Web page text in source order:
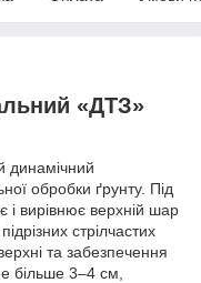
«ДТЗ»
динамічний
обробки ґрунту. Під
і вирівнює верхній шар
стрілчастих
та забезпечення
більше 3–4 см,